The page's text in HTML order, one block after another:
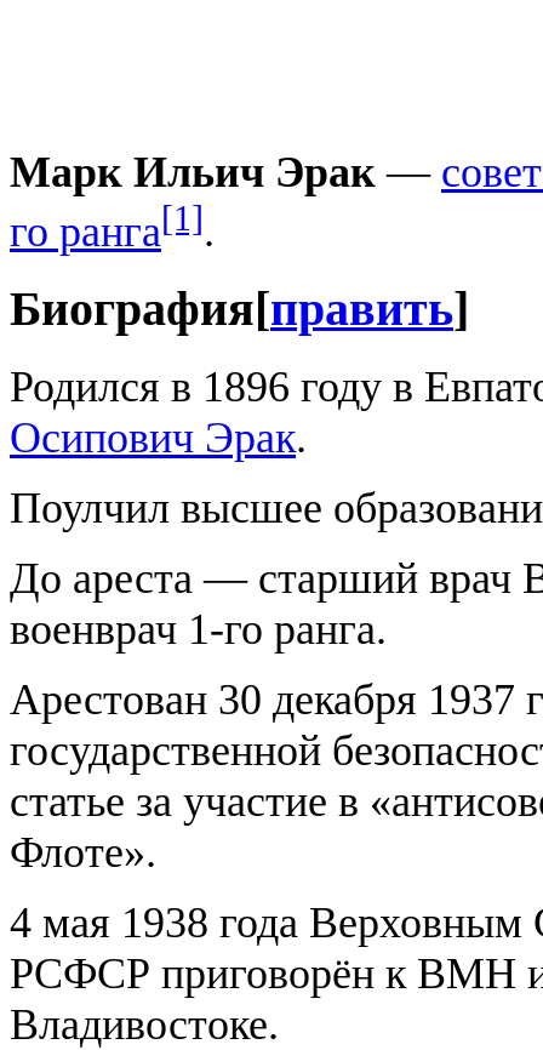
Марк Ильич Эрак —
го ранга[1].
Биография[править]
Родился в 1896 году в
Осипович Эрак.
Поулчил высшее
До ареста — старший врач
военврач 1-го ранга.
Арестован 30 декабря
государственной
статье за участие в
Флоте».
4 мая 1938 года
РСФСР приговорён к ВМН и
Владивостоке.